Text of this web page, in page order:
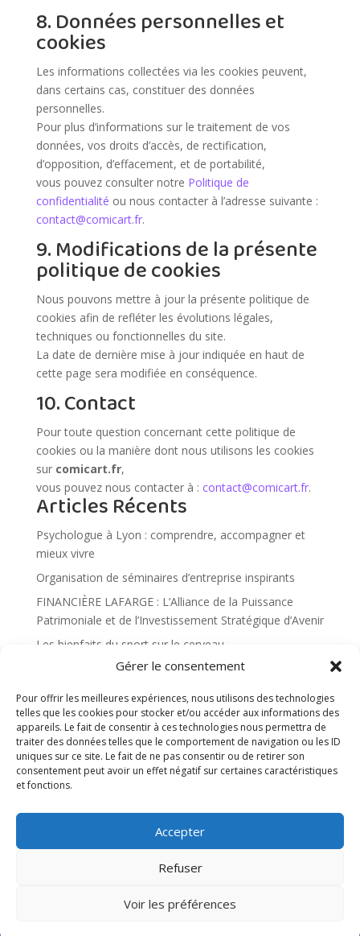
Gérer le consentement
Pour offrir les meilleures expériences, nous utilisons des technologies
telles que les cookies pour stocker et/ou accéder aux informations des
appareils. Le fait de consentir à ces technologies nous permettra de
traiter des données telles que le comportement de navigation ou les ID
uniques sur ce site. Le fait de ne pas consentir ou de retirer son
consentement peut avoir un effet négatif sur certaines caractéristiques
et fonctions.
Accepter
Refuser
Voir les préférences
8. Données personnelles et
cookies
Les informations collectées via les cookies peuvent,
dans certains cas, constituer des données
personnelles.
Pour plus d’informations sur le traitement de vos
données, vos droits d’accès, de rectification,
d’opposition, d’effacement, et de portabilité,
vous pouvez consulter notre Politique de
confidentialité ou nous contacter à l’adresse suivante :
contact@comicart.fr.
9. Modifications de la présente
politique de cookies
Nous pouvons mettre à jour la présente politique de
cookies afin de refléter les évolutions légales,
techniques ou fonctionnelles du site.
La date de dernière mise à jour indiquée en haut de
cette page sera modifiée en conséquence.
10. Contact
Pour toute question concernant cette politique de
cookies ou la manière dont nous utilisons les cookies
sur comicart.fr,
vous pouvez nous contacter à : contact@comicart.fr.
Articles Récents
Psychologue à Lyon : comprendre, accompagner et
mieux vivre
Organisation de séminaires d’entreprise inspirants
FINANCIÈRE LAFARGE : L’Alliance de la Puissance
Patrimoniale et de l’Investissement Stratégique d’Avenir
Les bienfaits du sport sur le cerveau
Pourquoi une Agence web joue-t-elle un rôle décisif
Commentaires Récents
Aucun commentaire à afficher.
À propos
Mentions légales
Politique de confidentialité
Politique de cookies (UE)